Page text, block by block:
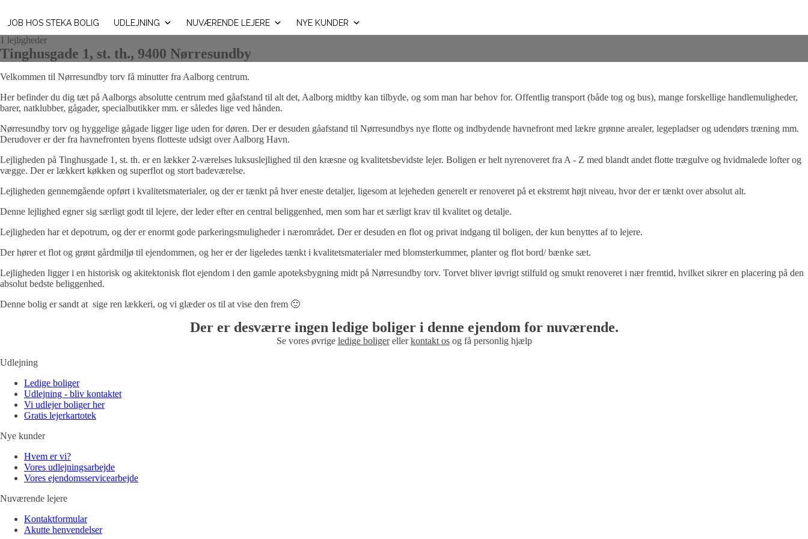
JOB HOS STEKA BOLIG UDLEJNING NUVÆRENDE LEJERE NYE KUNDER
1 lejligheder
Tinghusgade 1, st. th., 9400 Nørresundby
Velkommen til Nørresundby torv få minutter fra Aalborg centrum.
Her befinder du dig tæt på Aalborgs absolutte centrum med gåafstand til alt det, Aalborg midtby kan tilbyde, og som man har behov for. Offentlig transport (både tog og bus), mange forskellige handlemuligheder,
barer, natklubber, gågader, specialbutikker mm. er således lige ved hånden.
Nørresundby torv og hyggelige gågade ligger lige uden for døren. Der er desuden gåafstand til Nørresundbys nye flotte og indbydende havnefront med lækre grønne arealer, legepladser og udendørs træning mm.
Derudover er der fra havnefronten byens flotteste udsigt over Aalborg Havn.
Lejligheden på Tinghusgade 1, st. th. er en lækker 2-værelses luksuslejlighed til den kræsne og kvalitetsbevidste lejer. Boligen er helt nyrenoveret fra A - Z med blandt andet flotte trægulve og hvidmalede lofter og
vægge. Der er lækkert køkken og superflot og stort badeværelse.
Lejligheden gennemgående opført i kvalitetsmaterialer, og der er tænkt på hver eneste detaljer, ligesom at lejeheden generelt er renoveret på et ekstremt højt niveau, hvor der er tænkt over absolut alt.
Denne lejlighed egner sig særligt godt til lejere, der leder efter en central beliggenhed, men som har et særligt krav til kvalitet og detalje.
Lejligheden har et depotrum, og der er enormt gode parkeringsmuligheder i nærområdet. Der er desuden en flot og privat indgang til boligen, der kun benyttes af to lejere.
Der hører et flot og grønt gårdmiljø til ejendommen, og her er der ligeledes tænkt i kvalitetsmaterialer med blomsterkummer, planter og flot bord/ bænke sæt.
Lejligheden ligger i en historisk og akitektonisk flot ejendom i den gamle apoteksbygning midt på Nørresundby torv. Torvet bliver iøvrigt stilfuld og smukt renoveret i nær fremtid, hvilket sikrer en placering på den
absolut bedste beliggenhed.
Denne bolig er sandt at sige ren lækkeri, og vi glæder os til at vise den frem 🙂
Der er desværre ingen ledige boliger i denne ejendom for nuværende.
Se vores øvrige ledige boligerellerkontakt osog få personlig hjælp
Udlejning
Ledige boliger
Udlejning - bliv kontaktet
Vi udlejer boliger her
Gratis lejerkartotek
Nye kunder
Hvem er vi?
Vores udlejningsarbejde
Vores ejendomsservicearbejde
Nuværende lejere
Kontaktformular
Akutte henvendelser